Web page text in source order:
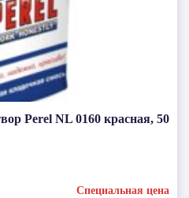
Perel NL 0160 красная, 50
Специальная цена